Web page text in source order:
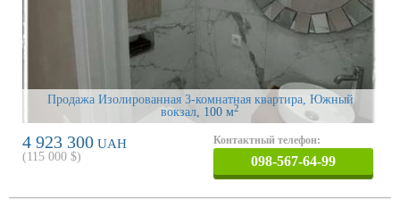
Продажа Изолированная 3-комнатная квартира, Южный
вокзал , 100 м2
4 923 300 UAH
(115 000 $)
Контактный телефон:
098-567-64-99